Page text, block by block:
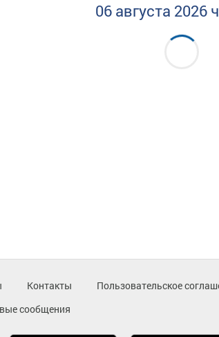
06 августа 2026
Контакты Пользовательское
сообщения